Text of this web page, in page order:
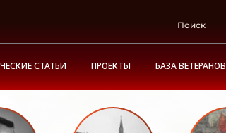
Поиск
СТАТЬИ ПРОЕКТЫ БАЗА ВЕТЕРАНОВ